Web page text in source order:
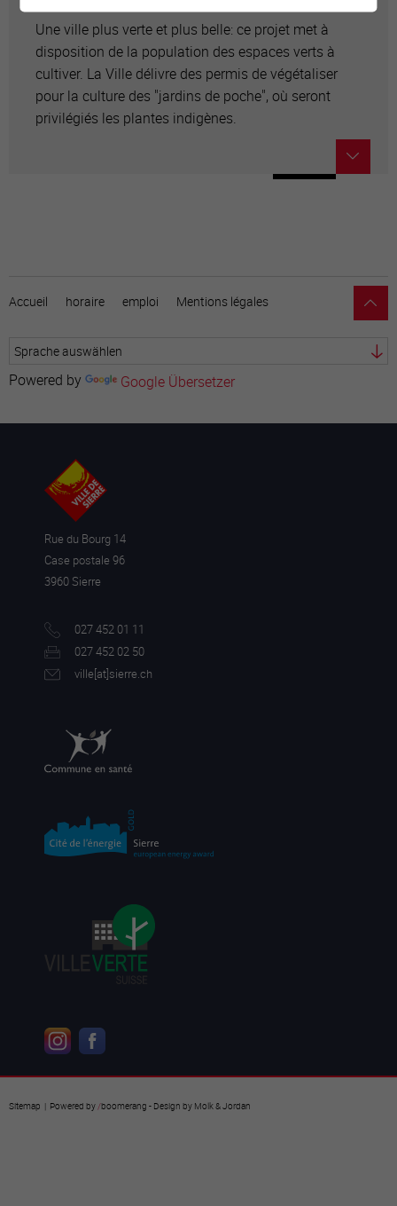
Une ville plus verte et plus belle: ce projet met à
disposition de la population des espaces verts à
cultiver. La Ville délivre des permis de végétaliser
pour la culture des "jardins de poche", où seront
privilégiés les plantes indigènes.
Accueil horaire emploi Mentions légales
Powered by Google Übersetzer
Rue du Bourg 14
Case postale 96
3960 Sierre
027 452 01 11
027 452 02 50
ville[at]sierre.ch
Sitemap | Powered by/boomerang - Design by Molk & Jordan